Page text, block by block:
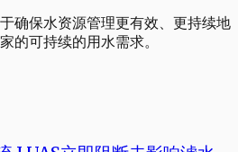
确保水资源管理更有效、更持续地
的可持续的用水需求。